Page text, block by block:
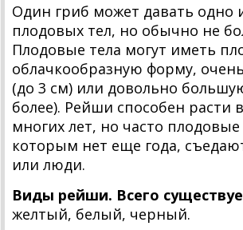
Один гриб может давать одно
плодовых тел, но обычно не
Плодовые тела могут иметь
облачкообразную форму,
(до 3 см) или довольно
более). Рейши способен расти
многих лет, но часто плодовые
которым нет еще года,
или люди.
Виды рейши. Всего
желтый, белый, черный.